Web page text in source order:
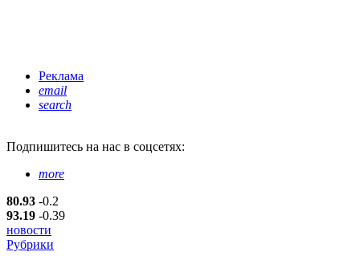
Реклама
email
search
Подпишитесь на нас в соцсетях:
more
80.93 -0.2
93.19 -0.39
новости
Рубрики